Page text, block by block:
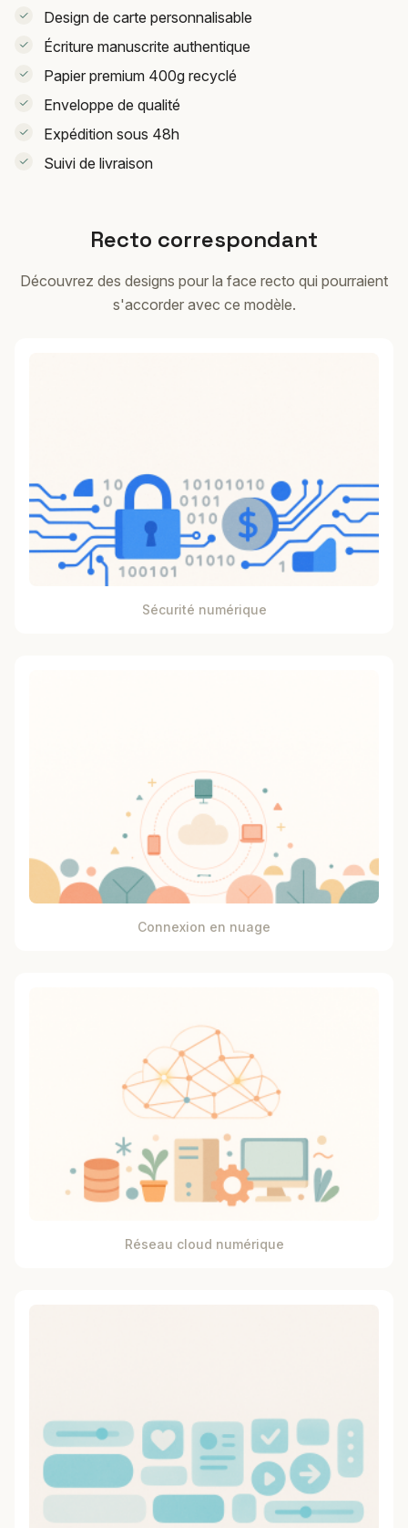
Design de carte personnalisable
Écriture manuscrite authentique
Papier premium 400g recyclé
Enveloppe de qualité
Expédition sous 48h
Suivi de livraison
Recto correspondant
Découvrez des designs pour la face recto qui pourraient
s'accorder avec ce modèle.
Sécurité numérique
Connexion en nuage
Réseau cloud numérique